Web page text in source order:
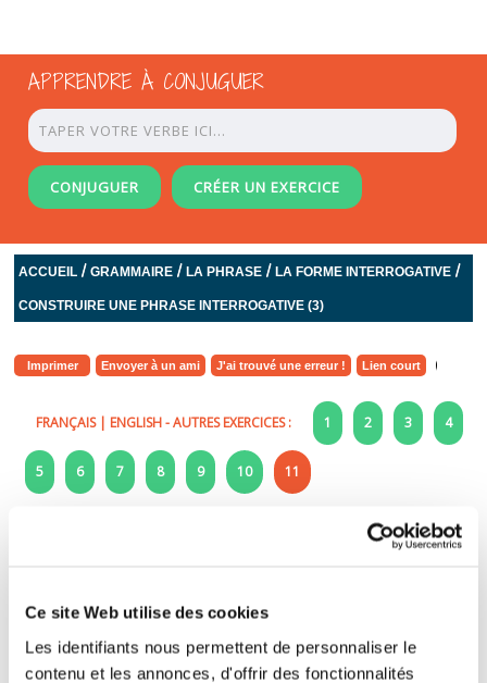
Ce site Web utilise des cookies
Les identifiants nous permettent de personnaliser le
contenu et les annonces, d'offrir des fonctionnalités
APPRENDRE À CONJUGUER
CONJUGUER CRÉER UN EXERCICE
ACCUEIL /GRAMMAIRE /LA PHRASE /LA FORME INTERROGATIVE /
CONSTRUIRE UNE PHRASE INTERROGATIVE (3)
Imprimer Envoyer à un ami J'ai trouvé une erreur ! Lien court
FRANÇAIS| ENGLISH- AUTRES EXERCICES : 1 2 3 4
5 6 7 8 9 10 11
11 - Remets cette phrase interrogative dans
interrogative. Ce2 - Cm1 - Fle